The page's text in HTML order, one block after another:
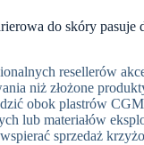
do skóry pasuje
resellerów
niż złożone
obok plastrów
lub materiałów
sprzedaż